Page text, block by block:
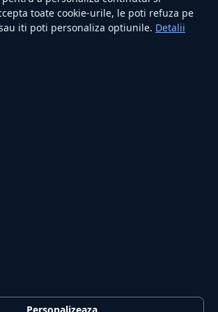
toate cookie-urile, le poti refuza pe
iti poti personaliza optiunile. Detalii